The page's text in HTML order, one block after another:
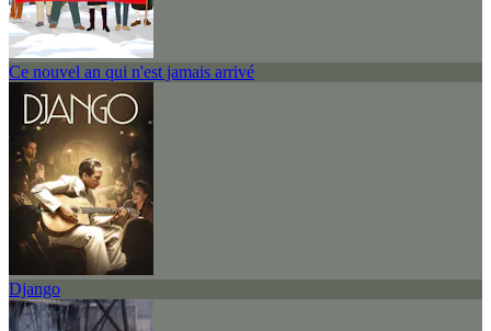
Ce nouvel an qui n'est jamais arrivé
Django